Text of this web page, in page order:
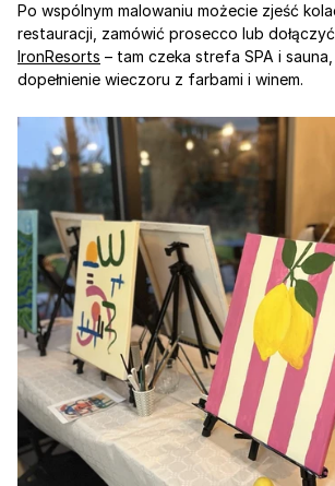
Po wspólnym malowaniu możecie zjeść
IronResorts – tam czeka strefa SPA i
dopełnienie wieczoru z farbami i winem.